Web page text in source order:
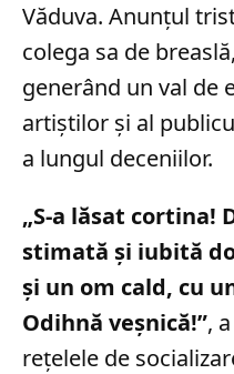
Văduva. Anunțul
colega sa de
generând un val de
artiștilor și al
a lungul deceniilor.
„S-a lăsat cortina!
stimată și iubită
și un om cald, cu
Odihnă veșnică!”,
rețelele de